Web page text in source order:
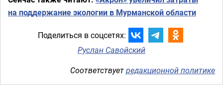
на поддержание экологии в Мурманской области
Поделиться в соцсетях:
Руслан Савойский
Соответствуетредакционной политике